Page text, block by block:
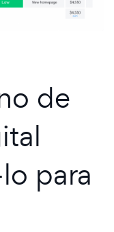
de
para